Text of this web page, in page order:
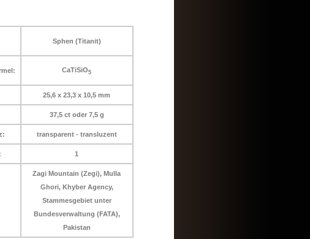
Sphen (Titanit)
CaTiSiO5
25,6 x 23,3 x 10,5 mm
37,5 ct oder 7,5 g
transparent - transluzent
1
Zagi Mountain (Zegi), Mulla
Ghori, Khyber Agency,
Stammesgebiet unter
Bundesverwaltung (FATA),
Pakistan